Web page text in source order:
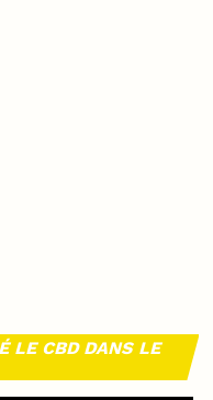
LE CBD DANS LE